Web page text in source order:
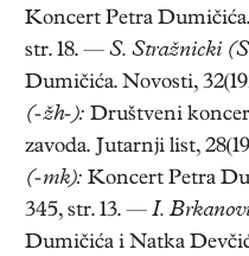
Koncert Petra
str. 18. — S. Stražnicki
Dumičića. Novosti,
(-žh-): Društveni
zavoda. Jutarnji list,
(-mk): Koncert Petra
345, str. 13. — I.
Dumičića i Natka